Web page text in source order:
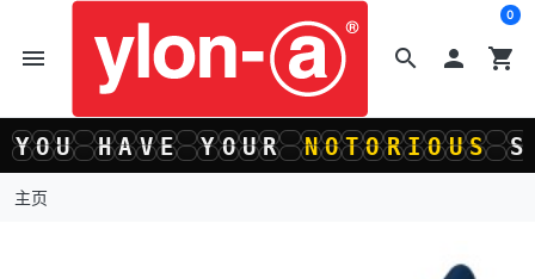
search
menu  shopping_cart
0
O
O U
U H
H A
A V
V E
E Y
Y O
O U
U R
R N
N O
O T
T O
O R
R I
I O
O U
U S
S S
S I
I
主页